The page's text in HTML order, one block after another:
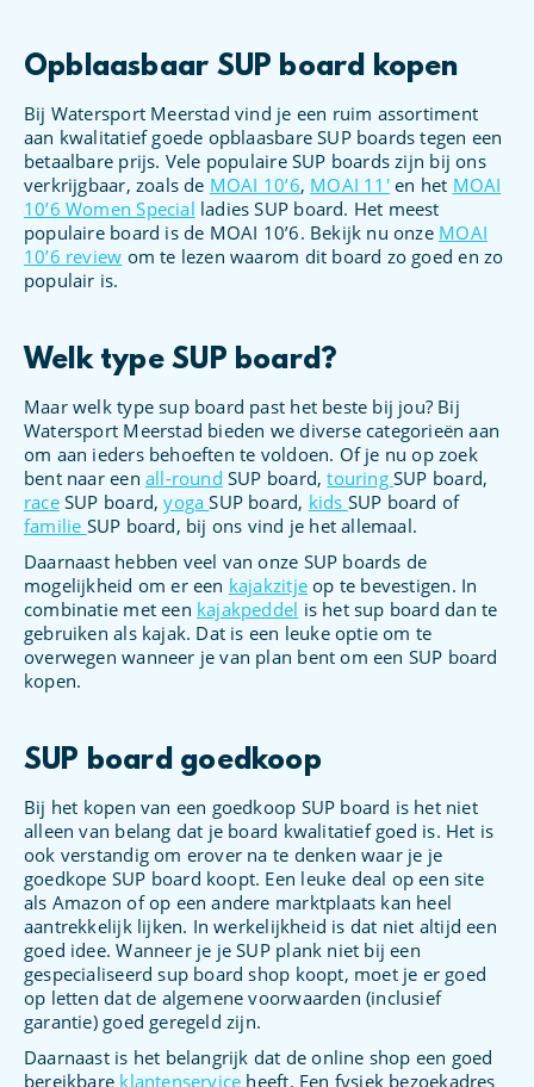
Opblaasbaar SUP board kopen
Bij Watersport Meerstad vind je een ruim assortiment
aan kwalitatief goede opblaasbare SUP boards tegen een
betaalbare prijs. Vele populaire SUP boards zijn bij ons
verkrijgbaar, zoals de MOAI 10’6, MOAI 11′en het MOAI
10’6 Women Special ladies SUP board. Het meest
populaire board is de MOAI 10’6. Bekijk nu onze MOAI
10’6 review om te lezen waarom dit board zo goed en zo
populair is.
Welk type SUP board?
Maar welk type sup board past het beste bij jou? Bij
Watersport Meerstad bieden we diverse categorieën aan
om aan ieders behoeften te voldoen. Of je nu op zoek
bent naar een all-round SUP board,touringSUP board,
raceSUP board,yogaSUP board, kids SUP board of
familie SUP board, bij ons vind je het allemaal.
Daarnaast hebben veel van onze SUP boards de
mogelijkheid om er een kajakzitjeop te bevestigen. In
combinatie met een kajakpeddel is het sup board dan te
gebruiken als kajak. Dat is een leuke optie om te
overwegen wanneer je van plan bent om een SUP board
kopen.
SUP board goedkoop
Bij het kopen van een goedkoop SUP board is het niet
alleen van belang dat je board kwalitatief goed is. Het is
ook verstandig om erover na te denken waar je je
goedkope SUP board koopt. Een leuke deal op een site
als Amazon of op een andere marktplaats kan heel
aantrekkelijk lijken. In werkelijkheid is dat niet altijd een
goed idee. Wanneer je je SUP plank niet bij een
gespecialiseerd sup board shop koopt, moet je er goed
op letten dat de algemene voorwaarden (inclusief
garantie) goed geregeld zijn.
Daarnaast is het belangrijk dat de online shop een goed
bereikbare klantenservice heeft. Een fysiek bezoekadres